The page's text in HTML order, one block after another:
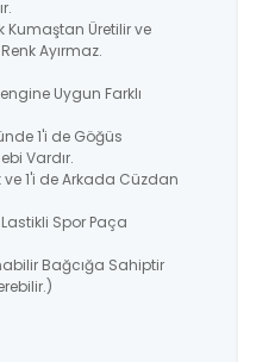
Kumaştan Üretilir ve
Ayırmaz.
Uygun Farklı
1'i de Göğüs
Vardır.
1'i de Arkada Cüzdan
Spor Paça
Bağcığa Sahiptir